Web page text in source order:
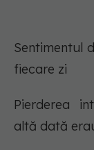
Sentimentul
fiecare zi
Pierderea
altă dată